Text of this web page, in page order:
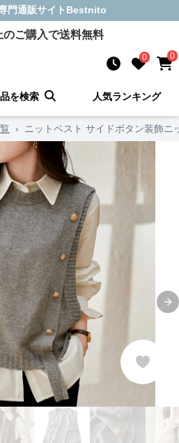
門通販サイト Bestnito
のご購入で送料無料
0 0
を検索 人気ランキング
› ニットベスト サイドボタン装飾ニ